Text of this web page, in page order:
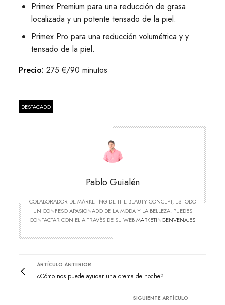
Primex Premium para una reducción de grasa
localizada y un potente tensado de la piel.
Primex Pro para una reducción volumétrica y y
tensado de la piel.
Precio: 275 €/90 minutos
DESTACADO
Pablo Guialén
COLABORADOR DE MARKETING DE THE BEAUTY CONCEPT, ES TODO
UN CONFESO APASIONADO DE LA MODA Y LA BELLEZA. PUEDES
CONTACTAR CON EL A TRAVÉS DE SU WEBMARKETINGENVENA.ES
ARTÍCULO ANTERIOR
¿Cómo nos puede ayudar una crema de noche?
SIGUIENTE ARTÍCULO